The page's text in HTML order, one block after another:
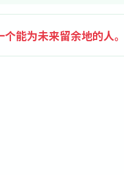
能为未来留余地的人。